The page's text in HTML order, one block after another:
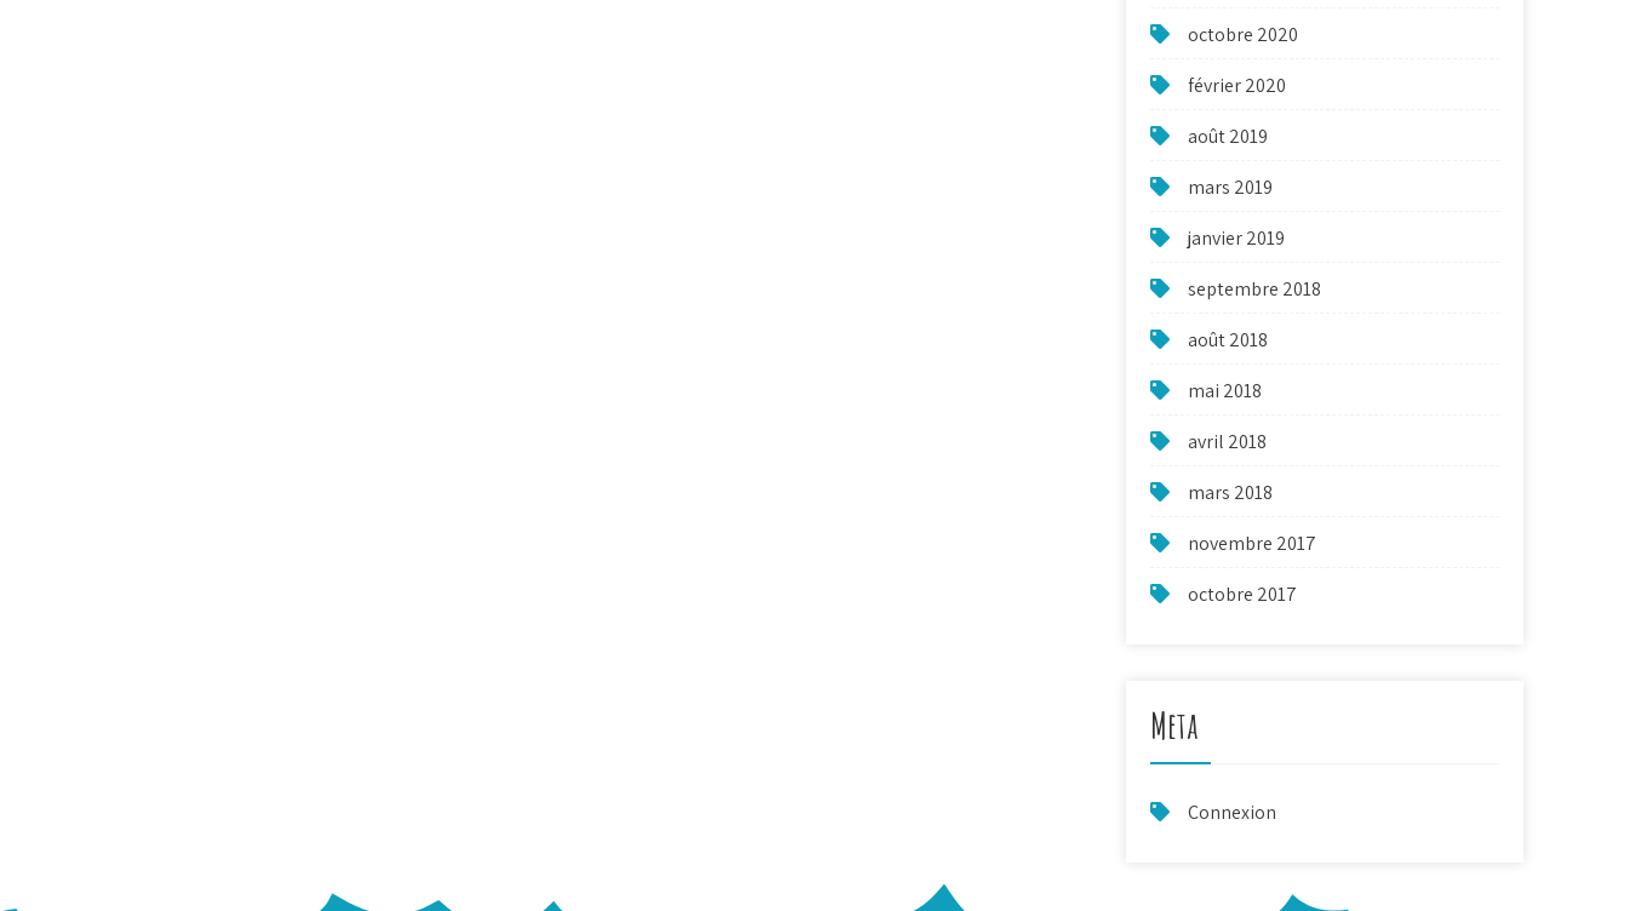
octobre 2020
février 2020
août 2019
mars 2019
janvier 2019
septembre 2018
août 2018
mai 2018
avril 2018
mars 2018
novembre 2017
octobre 2017
Meta
Connexion